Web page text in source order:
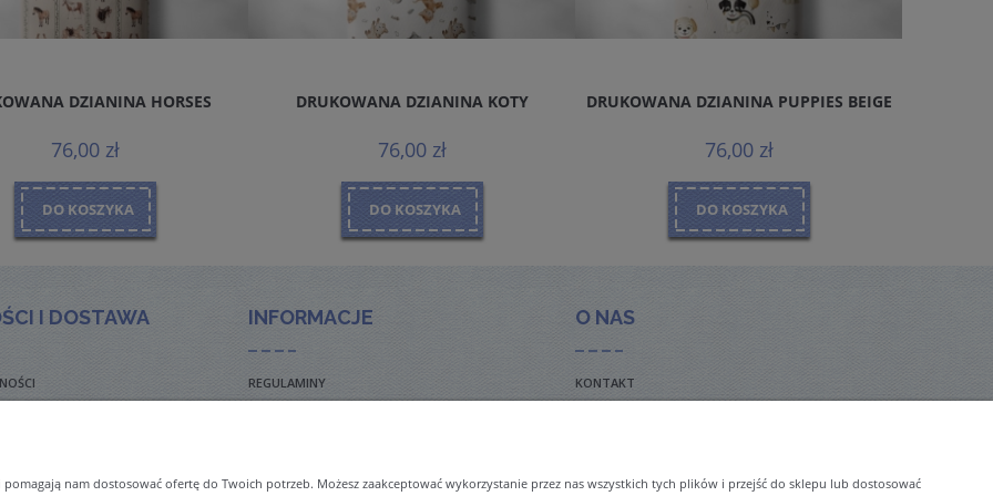
DZIANINA HORSES
76,00 zł
DO KOSZYKA
DRUKOWANA DZIANINA KOTY
76,00 zł
DO KOSZYKA
DRUKOWANA DZIANINA PUPPIES BEIGE
76,00 zł
DO KOSZYKA
I DOSTAWA INFORMACJE
REGULAMINY
O NAS
KONTAKT
nam dostosować ofertę do Twoich potrzeb. Możesz zaakceptować wykorzystanie przez nas wszystkich tych plików i przejść do sklepu lub dostosować